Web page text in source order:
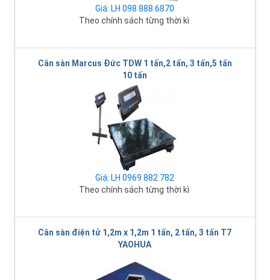
Giá: LH 098 888 6870
Theo chính sách từng thời kì
Cân sàn Marcus Đức TDW 1 tấn,2 tấn, 3 tấn,5 tấn
10 tấn
Giá: LH 0969 882 782
Theo chính sách từng thời kì
Cân sàn điện tử 1,2m x 1,2m 1 tấn, 2 tấn, 3 tấn T7
YAOHUA